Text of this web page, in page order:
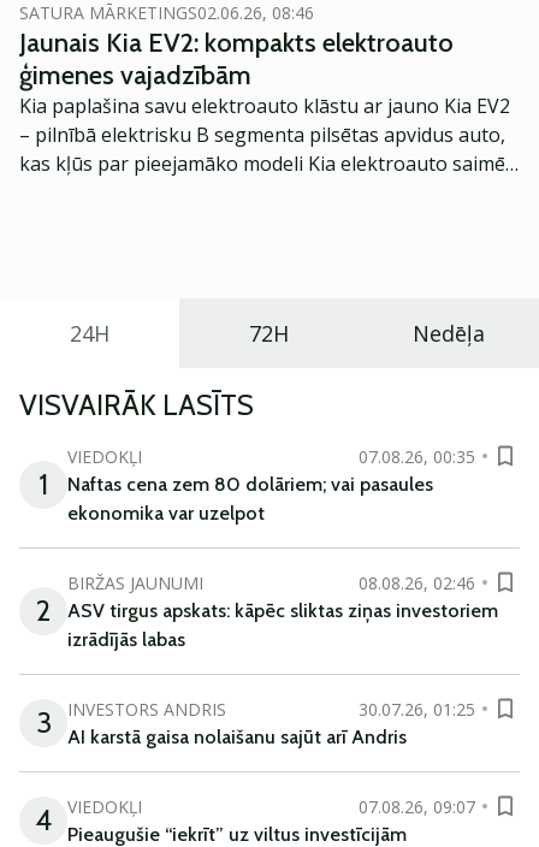
SATURA MĀRKETINGS02.06.26, 08:46
Jaunais Kia EV2: kompakts elektroauto
ģimenes vajadzībām
Kia paplašina savu elektroauto klāstu ar jauno Kia EV2
– pilnībā elektrisku B segmenta pilsētas apvidus auto,
kas kļūs par pieejamāko modeli Kia elektroauto saimē
24H 72H Nedēļa
VISVAIRĀK LASĪTS
1
VIEDOKĻI
07.08.26, 00:35
Naftas cena zem 80 dolāriem; vai pasaules
ekonomika var uzelpot
2
BIRŽAS JAUNUMI
08.08.26, 02:46
ASV tirgus apskats: kāpēc sliktas ziņas investoriem
izrādījās labas
3 INVESTORS ANDRIS
30.07.26, 01:25
AI karstā gaisa nolaišanu sajūt arī Andris
4 VIEDOKĻI
07.08.26, 09:07
Pieaugušie “iekrīt” uz viltus investīcijām